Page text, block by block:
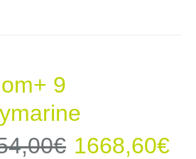
9
€ Le
1668,60€Le